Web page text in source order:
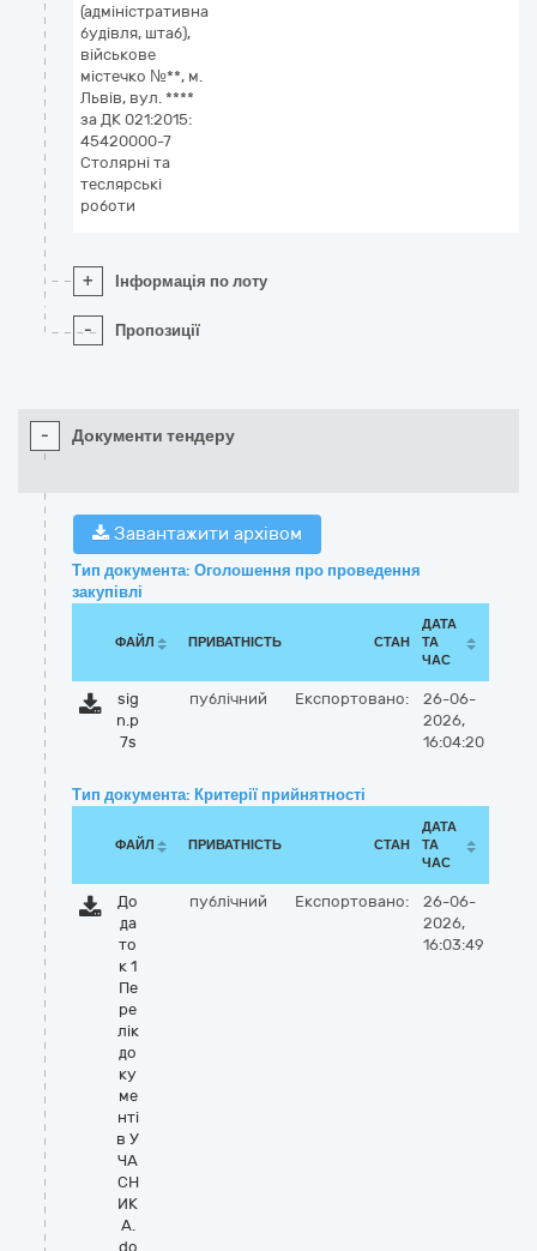
(адміністративна
будівля, штаб),
військове
містечко №**, м.
Львів, вул. ****
за ДК 021:2015:
45420000-7
Столярні та
теслярські
роботи
+ Інформація по лоту
- Пропозиції
- Документи тендеру
Завантажити архівом
Тип документа: Оголошення про проведення
закупівлі
ФАЙЛ ПРИВАТНІСТЬ СТАН
ДАТА
ТА
ЧАС
sig
n.p
7s
публічний Експортовано:
26-06-
2026,
16:04:20
Тип документа: Критерії прийнятності
ФАЙЛ ПРИВАТНІСТЬ СТАН
ДАТА
ТА
ЧАС
До
да
то
к 1
Пе
ре
лік
до
ку
ме
нті
в У
ЧА
СН
ИК
А.
do
публічний Експортовано:
26-06-
2026,
16:03:49